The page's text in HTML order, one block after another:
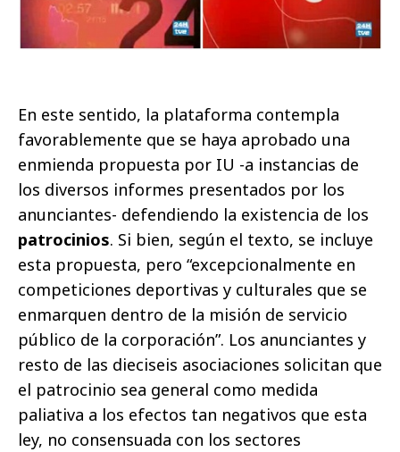
En este sentido, la plataforma contempla
favorablemente que se haya aprobado una
enmienda propuesta por IU -a instancias de
los diversos informes presentados por los
anunciantes- defendiendo la existencia de los
patrocinios. Si bien, según el texto, se incluye
esta propuesta, pero “excepcionalmente en
competiciones deportivas y culturales que se
enmarquen dentro de la misión de servicio
público de la corporación”. Los anunciantes y
resto de las dieciseis asociaciones solicitan que
el patrocinio sea general como medida
paliativa a los efectos tan negativos que esta
ley, no consensuada con los sectores